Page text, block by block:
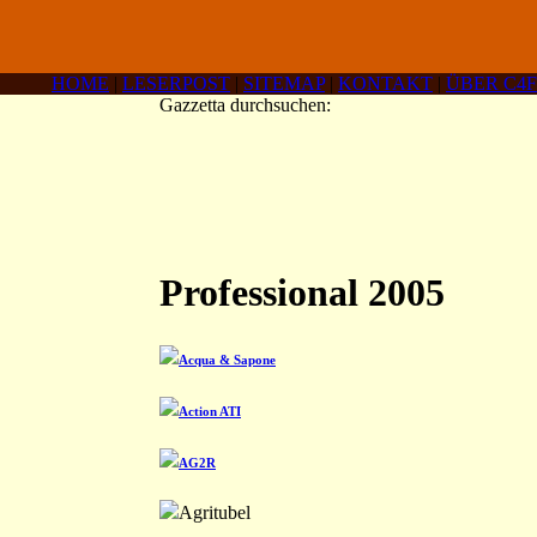
HOME | LESERPOST | SITEMAP| KONTAKT | ÜBER C4F
Gazzetta durchsuchen:
Professional 2005
Acqua & Sapone
Action ATI
AG2R
Agritubel